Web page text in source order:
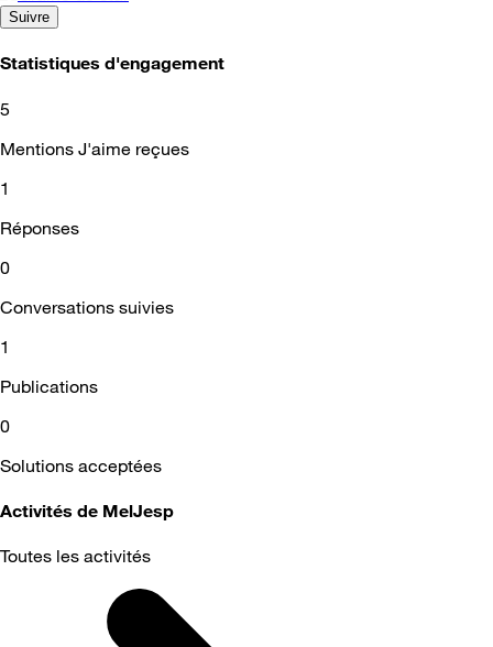
Suivre
Statistiques d'engagement
5
Mentions J'aime reçues
1
Réponses
0
Conversations suivies
1
Publications
0
Solutions acceptées
Activités de MelJesp
Toutes les activités